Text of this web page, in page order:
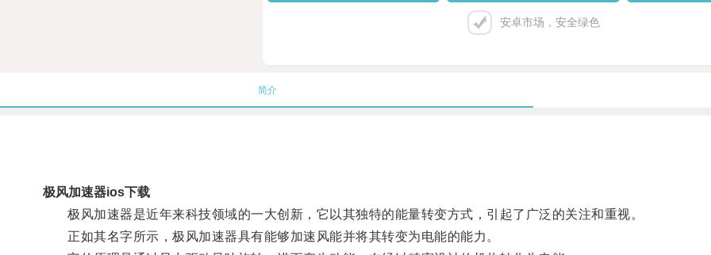
安卓市场，安全绿色
简介
极风加速器ios下载
极风加速器是近年来科技领域的一大创新，它以其独特的能量转变方式，引起了广泛的关注和重视。
正如其名字所示，极风加速器具有能够加速风能并将其转变为电能的能力。